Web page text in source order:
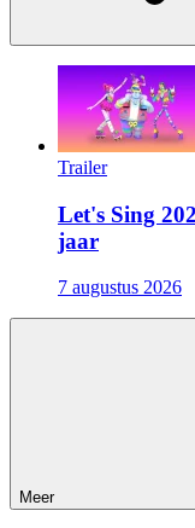
Trailer
Let's Sing
jaar
7 augustus 2026
Meer